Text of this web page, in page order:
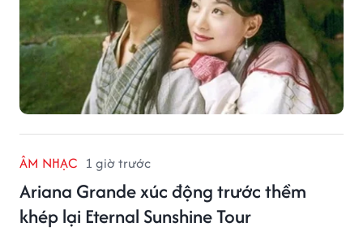
ÂM NHẠC 1 giờ trước
Ariana Grande xúc động trước thềm
khép lại Eternal Sunshine Tour